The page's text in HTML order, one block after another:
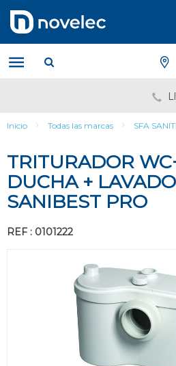
contenido
menú
de
navegación
Inicio Todas las marcas SFA
TRITURADOR
DUCHA +
SANIBEST PRO
REF : 0101222